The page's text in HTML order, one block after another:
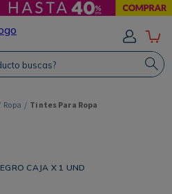
Ropa Tintes Para Ropa
CAJA X 1 UND